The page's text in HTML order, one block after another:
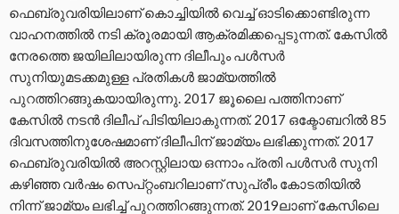
ഫെബ്രുവരിയിലാണ് കൊച്ചിയിൽ വെച്ച് ഓടിക്കൊണ്ടിരുന്ന
വാഹനത്തിൽ നടി ക്രൂരമായി ആക്രമിക്കപ്പെടുന്നത്. കേസിൽ
നേരത്തെ ജയിലിലായിരുന്ന ദിലീപും പള്‍സര്‍
സുനിയുമടക്കമുള്ള പ്രതികള്‍ ജാമ്യത്തിൽ
പുറത്തിറങ്ങുകയായിരുന്നു. 2017 ജൂലൈ പത്തിനാണ്
കേസിൽ നടൻ ദിലീപ് പിടിയിലാകുന്നത്. 2017 ഒക്ടോബറിൽ 85
ദിവസത്തിനുശേഷമാണ് ദിലീപിന് ജാമ്യം ലഭിക്കുന്നത്. 2017
ഫെബ്രുവരിയിൽ അറസ്റ്റിലായ ഒന്നാം പ്രതി പള്‍സര്‍ സുനി
കഴിഞ്ഞ വര്‍ഷം സെപ്റ്റംബറിലാണ് സുപ്രീം കോടതിയിൽ
നിന്ന് ജാമ്യം ലഭിച്ച് പുറത്തിറങ്ങുന്നത്. 2019ലാണ് കേസിലെ